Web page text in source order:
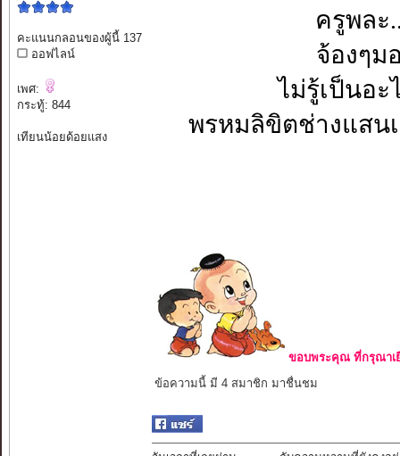
คะแนนกลอนของผู้นี้ 137
ออฟไลน์
เพศ:
กระทู้: 844
เทียนน้อยด้อยแสง
ครูพละ
จ้องๆม
ไม่รู้เป็นอะ
พรหมลิขิตช่างแสน
ขอบพระคุณ ที่กรุณาเ
ข้อความนี้ มี 4 สมาชิก มาชื่นชม